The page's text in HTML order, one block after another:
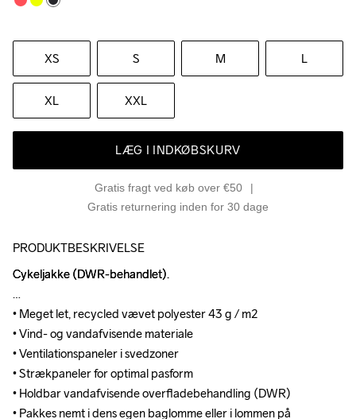
XS S M L
XL XXL
LÆG I INDKØBSKURV
Gratis fragt ved køb over €50
Gratis returnering inden for 30 dage
PRODUKTBESKRIVELSE
Cykeljakke (DWR-behandlet).
• Meget let, recycled vævet polyester 43 g / m2
• Vind- og vandafvisende materiale
• Ventilationspaneler i svedzoner
• Strækpaneler for optimal pasform
• Holdbar vandafvisende overfladebehandling (DWR)
• Pakkes nemt i dens egen baglomme eller i lommen på
Cykeljakke (DWR-behandlet).
• Meget let, recycled vævet polyester 43 g / m2
• Vind- og vandafvisende materiale
• Ventilationspaneler i svedzoner
• Strækpaneler for optimal pasform
• Holdbar vandafvisende overfladebehandling (DWR)
• Pakkes nemt i dens egen baglomme eller i lommen på